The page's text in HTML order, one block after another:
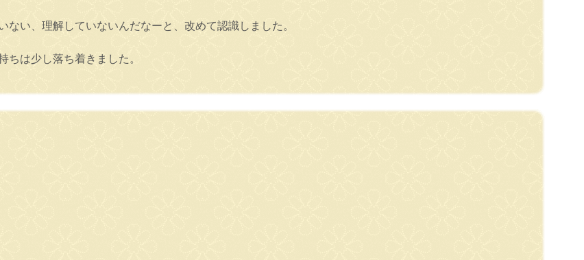
い、理解していないんだなーと、改めて認識しました。
は少し落ち着きました。